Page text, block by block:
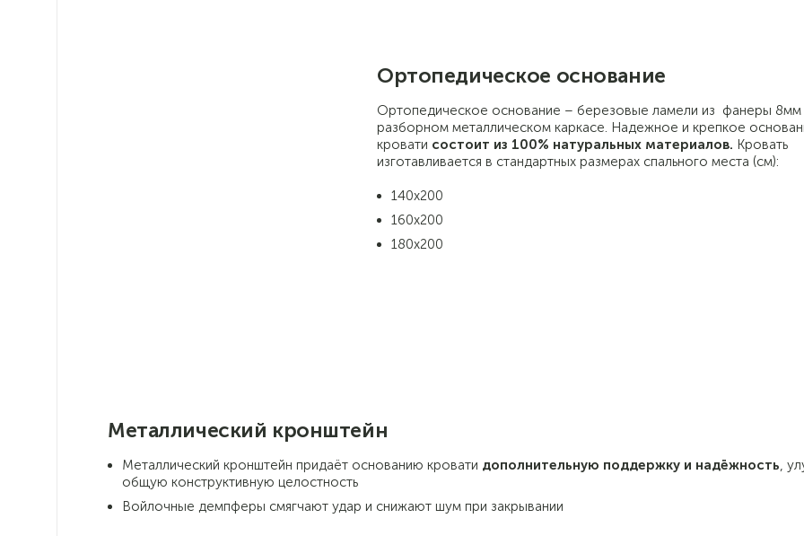
Ортопедическое основание
Ортопедическое основание – березовые ламели из фанеры 8мм
разборном металлическом каркасе. Надежное и крепкое
кровати состоит из 100% натуральных материалов. Кровать
изготавливается в стандартных размерах спального места (см):
140х200
160х200
180х200
Металлический кронштейн
Металлический кронштейн придаёт основанию кровати дополнительную поддержку и надёжность,
общую конструктивную целостность
Войлочные демпферы смягчают удар и снижают шум при закрывании